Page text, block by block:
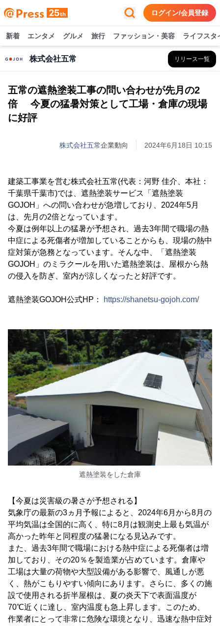
ログイン/会員登録
新着 エンタメ グルメ 旅行 ファッション・美容 ライフスタ
株式会社五常 リリース一覧
五常の遮熱塗装工事の問い合わせが先月の2
倍 今夏の猛暑対策として工場・倉庫の現場
に好評
株式会社五常企業動向 2024年6月18日 10:15
建築工事業を営む株式会社五常(代表：河野 佳介、本社：
千葉県千葉市)では、遮熱塗装サービス「遮熱塗装
GOJOH」への問い合わせが急増しており、2024年5月
は、先月の2倍となっています。
今夏は例年以上の猛暑が予想され、過去3年間で職場の熱
中症による死傷者が増加していることからも、現場の熱中
症対策が急務となっています。そんな中、「遮熱塗装
GOJOH」のミラクールを用いた遮熱塗装は、屋根から熱
の侵入を防ぎ、室内が涼しくなったと好評です。
遮熱塗装GOJOH公式HP： https://shanetsu-gojoh.com/
遮熱塗装をした倉庫
【今夏は災害級の暑さが予想される】
気象庁の最新の3ヵ月予報によると、2024年6月から8月の
平均気温は全国的に高く、特に8月は観測史上最も気温が
高かった昨年と同程度の猛暑になる見込みです。
また、過去3年間で職場における熱中症による死傷者は増
加しており、その20％を製造業が占めています。倉庫や
工場は大量の荷物や大型設備がある影響で、風通しが悪
く、熱がこもりやすい傾向にあります。さらに、多くの施
設で使用される折半屋根は、夏の炎天下で表面温度が
70℃近くに達し、室内温度も急上昇します。このため、
作業者にとって非常に危険な環境となり、迅速な熱中症対